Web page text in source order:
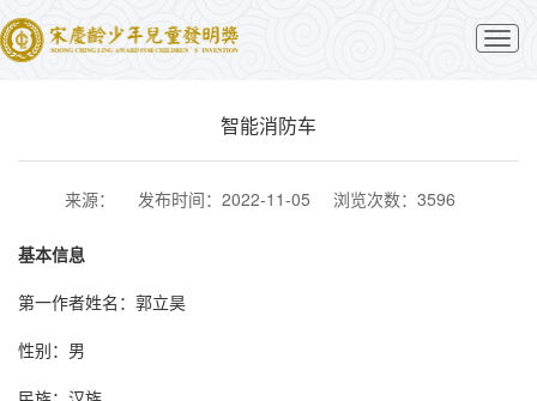
切
换
智能消防车
来源： 发布时间：2022-11-05 浏览次数：3596
基本信息
第一作者姓名：郭立昊
性别：男